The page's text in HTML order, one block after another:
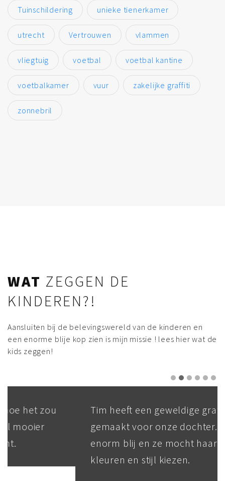
Tuinschildering unieke tienerkamer
utrecht Vertrouwen vlammen
vliegtuig voetbal voetbal kantine
voetbalkamer vuur zakelijke graffiti
zonnebril
WAT ZEGGEN DE
KINDEREN?!
Aansluiten bij de belevingswereld van de kinderen en
een enorme blije kop zien is mijn missie ! lees hier wat de
kids zeggen!
Tim heeft een geweldige graffiti
gemaakt voor onze dochter. Ze is echt
enorm blij en ze mocht haar eigen
kleuren en stijl kiezen.